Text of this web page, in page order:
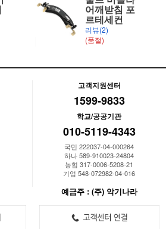
어깨받침 포
르테세컨
리뷰(2)
(품절)
고객지원센터
1599-9833
학교/공공기관
010-5119-4343
국민 222037-04-000264
하나 589-910023-24804
농협 317-0006-5208-21
기업 548-072982-04-016
예금주 : (주) 악기나라